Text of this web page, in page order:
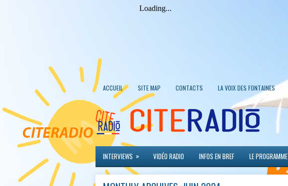
ACCUEIL SITE MAP CONTACTS LA VOIX DES FONTAINES
INTERVIEWS » VIDÉO RADIO INFOS EN BREF LE PROGRAMME